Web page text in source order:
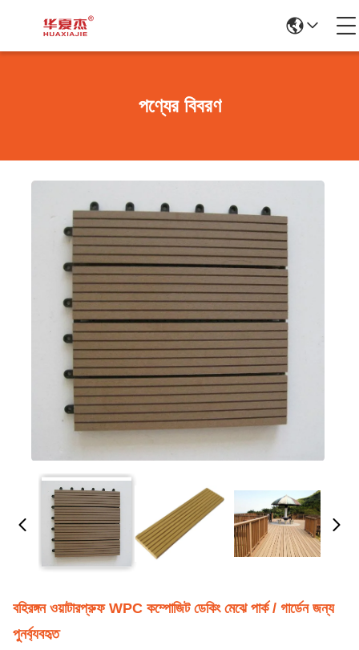
পণ্যের বিবরণ
বহিরঙ্গন ওয়াটারপ্রুফ WPC কম্পোজিট ডেকিং মেঝে পার্ক / গার্ডেন জন্য
পুনর্ব্যবহৃত